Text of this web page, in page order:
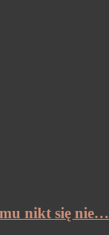
nikt się nie…